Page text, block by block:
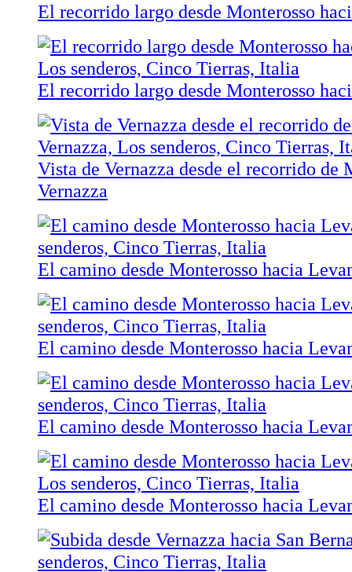
El recorrido largo desde Monterosso
El recorrido largo desde Monterosso
Vista de Vernazza desde el recorrido de
Vernazza
El camino desde Monterosso hacia
El camino desde Monterosso hacia
El camino desde Monterosso hacia
El camino desde Monterosso hacia